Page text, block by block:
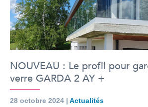
NOUVEAU : Le profil pour
verre GARDA 2 AY +
28 octobre 2024 | Actualités